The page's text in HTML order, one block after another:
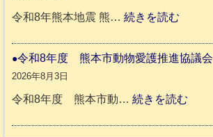
さ
ん
人
ホ
日
本
支
令和8年熊本地震 熊…続きを読む
災
ッ
令和8年度 熊本市動物愛護推進協議会
2026年8月3日
令和8年度 熊本市動…続きを読む